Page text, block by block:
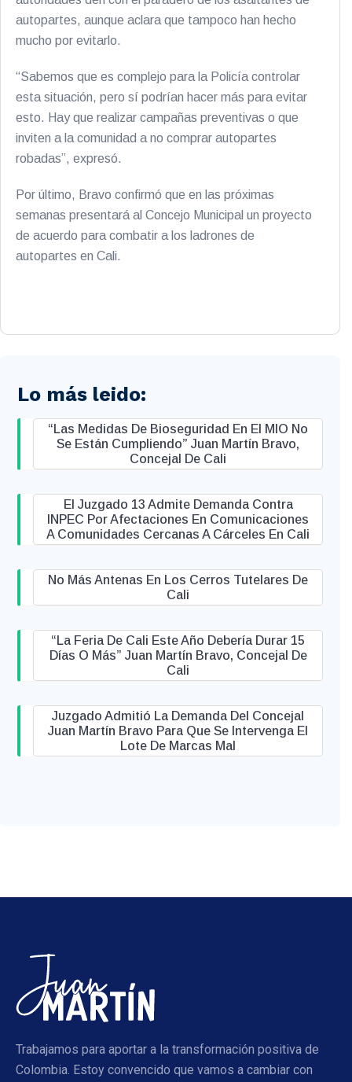
autopartes, aunque aclara que tampoco han hecho
mucho por evitarlo.
“Sabemos que es complejo para la Policía controlar
esta situación, pero sí podrían hacer más para evitar
esto. Hay que realizar campañas preventivas o que
inviten a la comunidad a no comprar autopartes
robadas”, expresó.
Por último, Bravo confirmó que en las próximas
semanas presentará al Concejo Municipal un proyecto
de acuerdo para combatir a los ladrones de
autopartes en Cali.
Lo más leido:
“Las Medidas De Bioseguridad En El MIO No
Se Están Cumpliendo” Juan Martín Bravo,
Concejal De Cali
El Juzgado 13 Admite Demanda Contra
INPEC Por Afectaciones En Comunicaciones
A Comunidades Cercanas A Cárceles En Cali
No Más Antenas En Los Cerros Tutelares De
Cali
“La Feria De Cali Este Año Debería Durar 15
Días O Más” Juan Martín Bravo, Concejal De
Cali
Juzgado Admitió La Demanda Del Concejal
Juan Martín Bravo Para Que Se Intervenga El
Lote De Marcas Mal
Trabajamos para aportar a la transformación positiva de
Colombia. Estoy convencido que vamos a cambiar con